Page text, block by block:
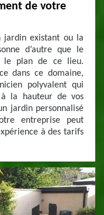
de votre
jardin existant ou la
d’autre que le
le plan de ce lieu.
dans ce domaine,
polyvalent qui
la hauteur de vos
jardin personnalisé
entreprise peut
à des tarifs